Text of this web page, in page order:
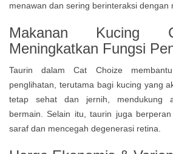
menawan dan sering berinteraksi dengan
Makanan Kucing
Meningkatkan Fungsi
Taurin dalam Cat Choize
penglihatan, terutama bagi kucing yang
tetap sehat dan jernih, mendukung
bermain. Selain itu, taurin juga
saraf dan mencegah degenerasi retina.